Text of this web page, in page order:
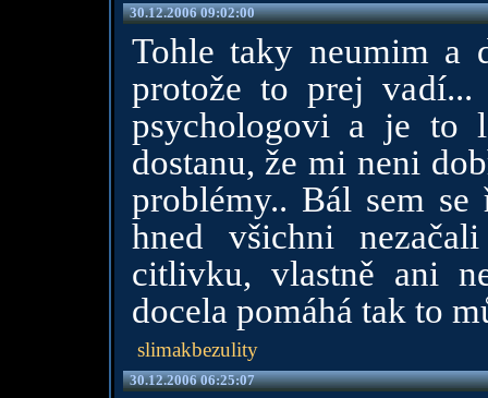
30.12.2006 09:02:00
Tohle taky neumim a
protože to prej
psychologovi a je to
dostanu, že mi neni
problémy.. Bál sem
hned všichni
citlivku, vlastně ani
docela pomáhá tak to
slimakbezulity
30.12.2006 06:25:07